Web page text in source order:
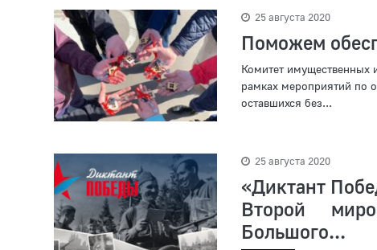
25 августа 2020
Поможем
Комитет имущественных
рамках мероприятий по
оставшихся без...
25 августа 2020
«Диктант
Второй
Большого...